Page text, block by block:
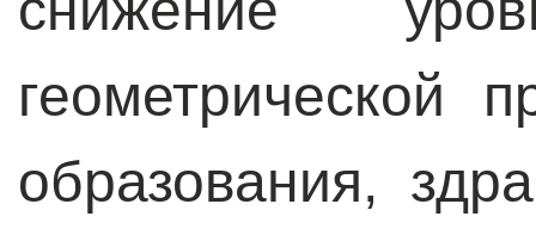
геометрической
образования,